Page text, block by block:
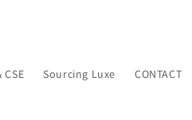
Sourcing Luxe CONTACT